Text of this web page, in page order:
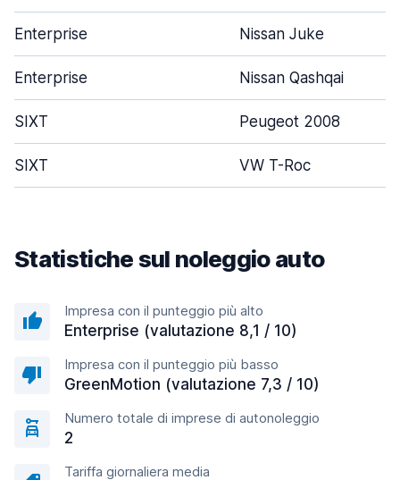
Enterprise Nissan Juke
Enterprise Nissan Qashqai
SIXT Peugeot 2008
SIXT VW T-Roc
Statistiche sul noleggio auto
Impresa con il punteggio più alto
Enterprise (valutazione 8,1 / 10)
Impresa con il punteggio più basso
GreenMotion (valutazione 7,3 / 10)
Numero totale di imprese di autonoleggio
2
Tariffa giornaliera media